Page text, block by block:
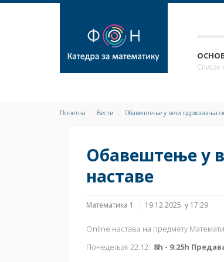
Списак
Почетна Вести Обавештење у вези одржавања
Обавештење у
наставе
Математика 1 19.12.2025. у 17:29
Online настава на предмету
Понедељак 22.12: 8h - 9:25h